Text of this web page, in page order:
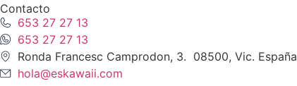
Contacto
653 27 27 13
653 27 27 13
Ronda Francesc Camprodon, 3. 08500, Vic. España
hola@eskawaii.com